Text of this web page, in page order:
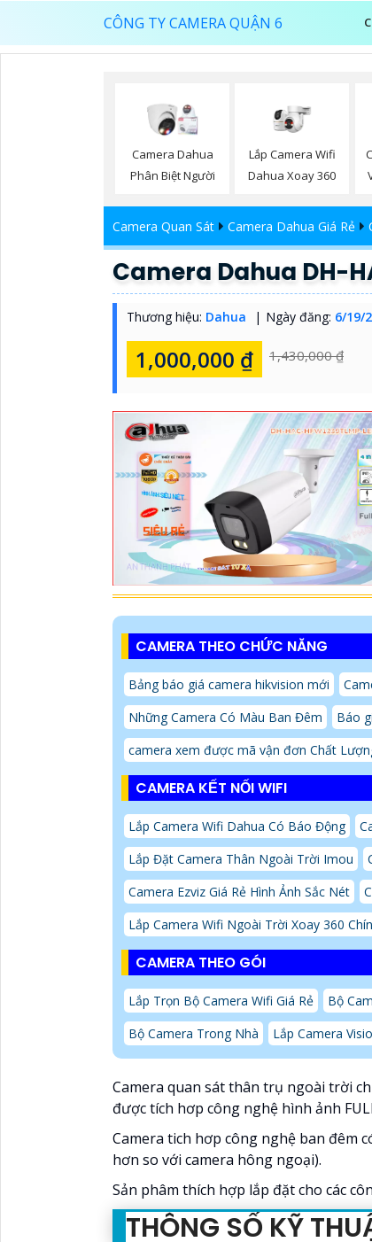
CÔNG TY CAMERA QUẬN 6
Camera Dahua
Phân Biệt Người
Lắp Camera Wifi
Dahua Xoay 360
Camera Quan Sát Camera Dahua Giá Rẻ
Camera Dahua DH-
Thương hiệu: Dahua Ngày đăng: 6/19/
1,000,000 ₫ 1,430,000 ₫
CAMERA THEO CHỨC NĂNG
Bảng báo giá camera hikvision mới
Những Camera Có Màu Ban Đêm
Báo
camera xem được mã vận đơn Chất
CAMERA KẾT NỐI WIFI
Lắp Camera Wifi Dahua Có Báo Động
Lắp Đặt Camera Thân Ngoài Trời Imou
Camera Ezviz Giá Rẻ Hình Ảnh Sắc Nét
Lắp Camera Wifi Ngoài Trời Xoay 360
CAMERA THEO GÓI
Lắp Trọn Bộ Camera Wifi Giá Rẻ Bộ
Bộ Camera Trong Nhà
Lắp Camera
Camera quan sát thân trụ ngoài trời
được tích hơp công nghệ hình ảnh
Camera tich hơp công nghệ ban đêm
hơn so với camera hông ngoại).
Sản phâm thích hợp lắp đặt cho các
THÔNG SỐ KỸ